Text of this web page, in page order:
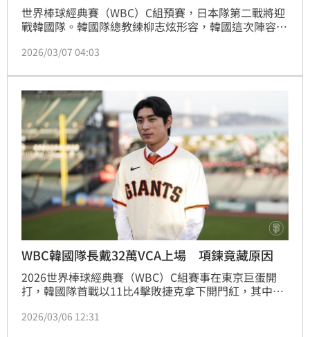
世界棒球經典賽（WBC）C組預賽，日本隊第二戰將迎
戰韓國隊。韓國隊總教練柳志炫形容，韓國這次陣容為
必須嚴加警戒。
2026/03/07 04:03
WBC韓國隊長戴32萬VCA上場 項鍊竟藏原因
2026世界棒球經典賽（WBC）C組賽事在東京巨蛋開
打，韓國隊首戰以11比4擊敗捷克拿下開門紅，其中效
후）擔任第3棒中外野手先發，單場4打數敲出2安打並
2026/03/06 12:31